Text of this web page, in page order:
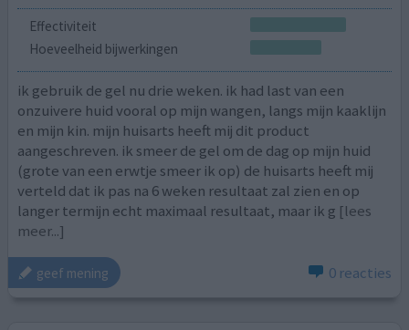
Effectiviteit
Hoeveelheid bijwerkingen
ik gebruik de gel nu drie weken. ik had last van een
onzuivere huid vooral op mijn wangen, langs mijn kaaklijn
en mijn kin. mijn huisarts heeft mij dit product
aangeschreven. ik smeer de gel om de dag op mijn huid
(grote van een erwtje smeer ik op) de huisarts heeft mij
verteld dat ik pas na 6 weken resultaat zal zien en op
langer termijn echt maximaal resultaat, maar ik g [lees
meer...]
geef mening 0 reacties